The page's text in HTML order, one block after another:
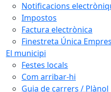
Notificacions
Impostos
Factura electrònica
Finestreta Única
El municipi
Festes locals
Com arribar-hi
Guia de carrers / Plànol